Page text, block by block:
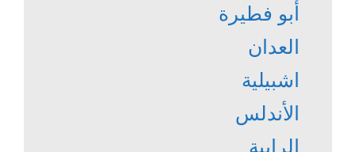
أبو فطيرة
العدان
اشبيلية
الأندلس
الرابية